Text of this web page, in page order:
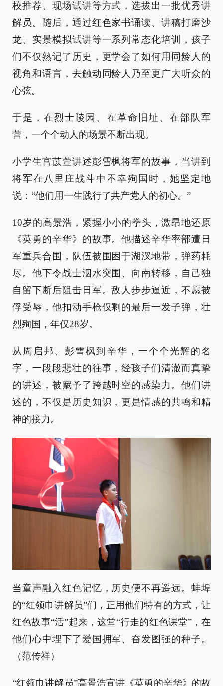
校推荐、现场试讲等方式，选拔出一批优秀讲
解员。随后，通过红色家书诵读、讲稿打磨沙
龙、实景模拟试讲等一系列常态化培训，孩子
们不仅熟记了历史，更学会了如何用同龄人的
视角和语言，去触动同龄人乃至更广大听众的
心弦。
于是，在烈士陵园、在革命旧址、在部队军
营，一个个动人的场景不断出现。
小学生宫苡萱讲述彭雪枫将军的故事，当讲到
将军在八里庄战斗中不幸殉国时，她坚定地
说：“他们用一生践行了共产党人的初心。”
10岁的高景浩，紧握小小的拳头，激昂地还原
《英勇的辛华》的故事。他描述辛华率部遭日
军重兵合围，队伍被围困于湖汊地带，弹药耗
尽。他下令战士泅水突围、向南转移，自己独
自留下断后阻击日军。敌人步步逼近，不愿被
俘受辱，他扣动手枪仅剩的最后一发子弹，壮
烈殉国，年仅28岁。
从周启邦、彭雪枫到辛华，一个个光辉的名
字，一段段悲壮的往事，经孩子们清澈而真挚
的讲述，被赋予了跨越时空的感染力。他们讲
述的，不仅是历史知识，更是情感的共鸣和精
神的接力。
当童声融入红色记忆，历史便不再遥远。蚌埠
的“红领巾讲解员”们，正用他们特有的方式，让
红色故事“活”起来，这堂“行走的红色课堂”，在
他们心中埋下了爱国拥军、奋发图强的种子。
（范传祥）
“红领巾讲解员”高景浩宣讲《英勇的辛华》的故